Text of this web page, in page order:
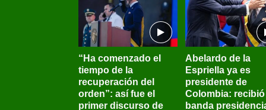
“Ha comenzado el
tiempo de la
recuperación del
orden”: así fue el
primer discurso de
Abelardo de la
Espriella ya es
presidente de
Colombia: recibió
banda